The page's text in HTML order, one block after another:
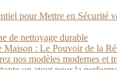
pour Mettre en Sécurité
de nettoyage durable
Maison : Le Pouvoir de la
nos modèles modernes et